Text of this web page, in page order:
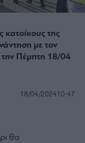
της
με τον
Πέμπτη 18/04
18/04/202410:47
θα